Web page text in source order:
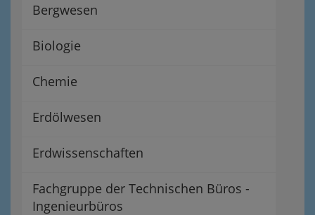
Bergwesen
Biologie
Chemie
Erdölwesen
Erdwissenschaften
Fachgruppe der Technischen Büros -
Ingenieurbüros